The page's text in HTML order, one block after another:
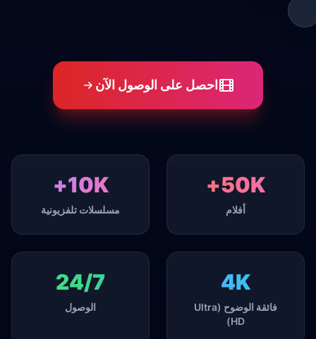
احصل على الوصول الآن
50K+
أفلام
10K+
مسلسلات تلفزيونية
4K
فائقة الوضوح (Ultra
HD)
24/7
الوصول